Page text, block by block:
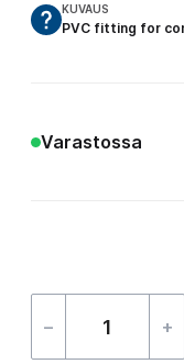
KUVAUS
PVC fitting for
Varastossa
–
Coupling
+